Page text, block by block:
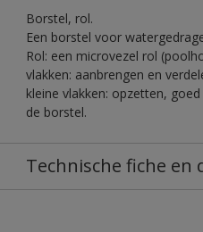
Borstel, rol.
Een borstel voor
Rol: een microvezel rol
vlakken: aanbrengen en
kleine vlakken: opzetten,
de borstel.
Technische fiche en